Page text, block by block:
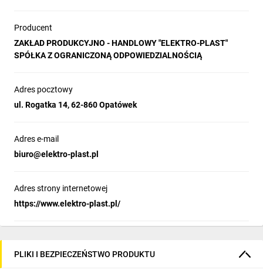
Producent
ZAKŁAD PRODUKCYJNO - HANDLOWY "ELEKTRO-PLAST"
SPÓŁKA Z OGRANICZONĄ ODPOWIEDZIALNOŚCIĄ
Adres pocztowy
ul. Rogatka 14, 62-860 Opatówek
Adres e-mail
biuro@elektro-plast.pl
Adres strony internetowej
https://www.elektro-plast.pl/
PLIKI I BEZPIECZEŃSTWO PRODUKTU